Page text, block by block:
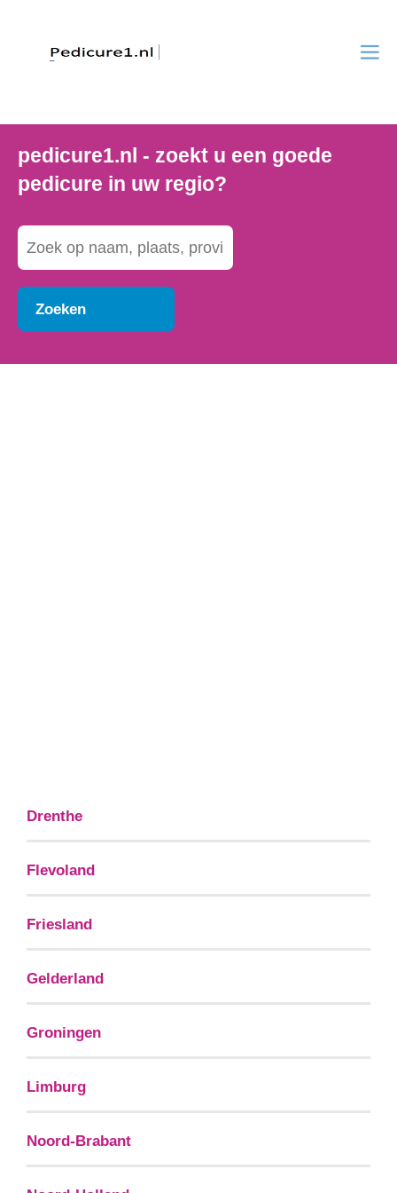
pedicure1.nl - zoekt u een goede
pedicure in uw regio?
Zoeken
Drenthe
Flevoland
Friesland
Gelderland
Groningen
Limburg
Noord-Brabant